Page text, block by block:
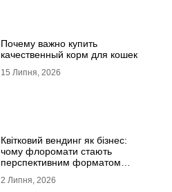
Почему важно купить
качественный корм для кошек
15 Липня, 2026
Квітковий вендинг як бізнес:
чому флоромати стають
перспективним форматом
2 Липня, 2026